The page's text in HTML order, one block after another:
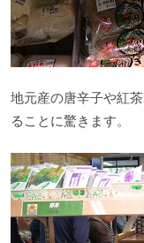
地元産の唐辛子や紅
ることに驚きます。